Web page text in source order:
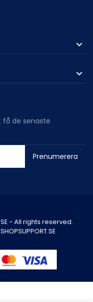


få de senaste
Prenumerera
- All rights reserved.